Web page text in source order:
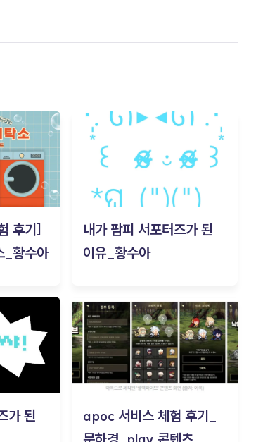
후기]
_황수아
내가 팜피 서포터즈가 된
이유_황수아
가 된
apoc 서비스 체험 후기_